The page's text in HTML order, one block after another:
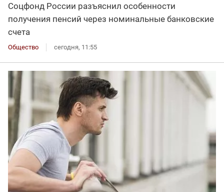
Соцфонд России разъяснил особенности
получения пенсий через номинальные банковские
счета
Общество сегодня, 11:55